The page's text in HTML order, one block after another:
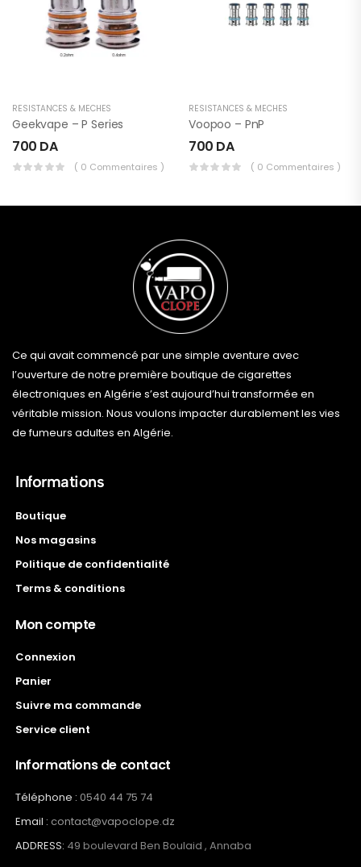
RÉSISTANCES & MÈCHES
Geekvape – P Series
700 DA
( 0 Commentaires )
RÉSISTANCES & MÈCHES
Voopoo – PnP
700 DA
( 0 Commentaires )
Ce qui avait commencé par une simple aventure avec
l’ouverture de notre première boutique de cigarettes
électroniques en Algérie s’est aujourd’hui transformée en
véritable mission. Nous voulons impacter durablement les vies
de fumeurs adultes en Algérie.
Informations
Boutique
Nos magasins
Politique de confidentialité
Terms & conditions
Mon compte
Connexion
Panier
Suivre ma commande
Service client
Informations de contact
Téléphone : 0540 44 75 74
Email : contact@vapoclope.dz
ADDRESS: 49 boulevard Ben Boulaid , Annaba